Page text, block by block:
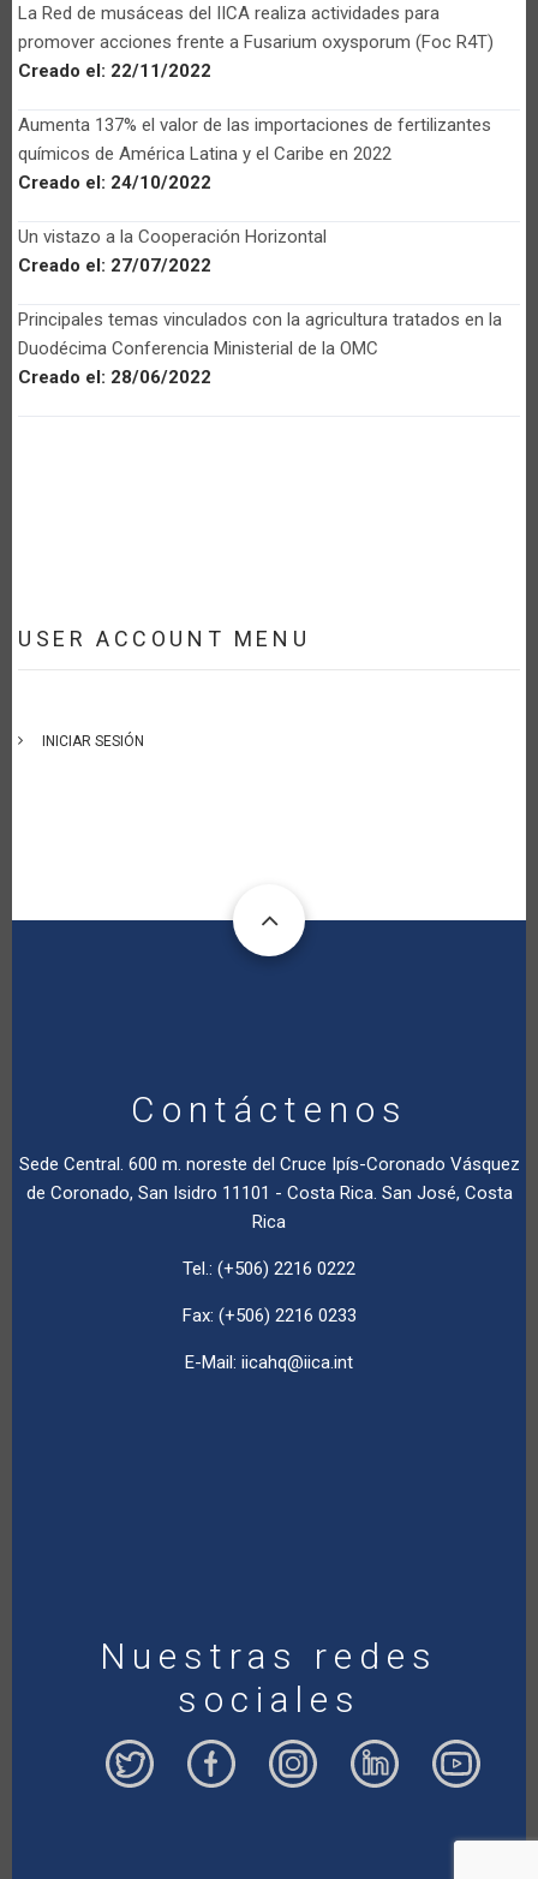
La Red de musáceas del IICA realiza actividades para
promover acciones frente a Fusarium oxysporum (Foc R4T)
Creado el: 22/11/2022
Aumenta 137% el valor de las importaciones de fertilizantes
químicos de América Latina y el Caribe en 2022
Creado el: 24/10/2022
Un vistazo a la Cooperación Horizontal
Creado el: 27/07/2022
Principales temas vinculados con la agricultura tratados en la
Duodécima Conferencia Ministerial de la OMC
Creado el: 28/06/2022
USER ACCOUNT MENU
INICIAR SESIÓN
Contáctenos
Sede Central. 600 m. noreste del Cruce Ipís-Coronado Vásquez
de Coronado, San Isidro 11101 - Costa Rica. San José, Costa
Rica
Tel.: (+506) 2216 0222
Fax: (+506) 2216 0233
E-Mail: iicahq@iica.int
Nuestras redes
sociales